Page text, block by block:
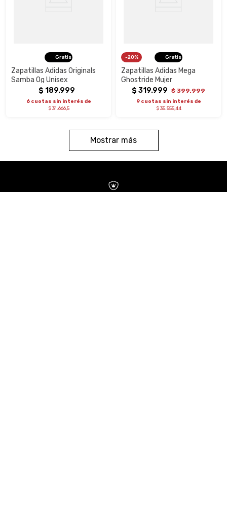
Gratis
Zapatillas Adidas Originals
Samba Og Unisex
$ 189.999
6 cuotas sin interés de
$ 31.666,5
20% Gratis
Zapatillas Adidas Mega
Ghostride Mujer
$ 319.999 $ 399.999
9 cuotas sin interés de
$ 35.555,44
Mostrar más